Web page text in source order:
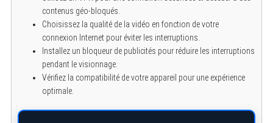
contenus géo-bloqués.
Choisissez la qualité de la vidéo en fonction de votre
connexion Internet pour éviter les interruptions.
Installez un bloqueur de publicités pour réduire les interruptions
pendant le visionnage.
Vérifiez la compatibilité de votre appareil pour une expérience
optimale.